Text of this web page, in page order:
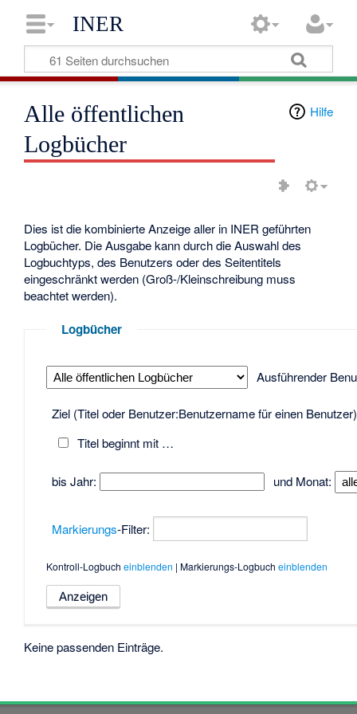
INER
Hilfe
Alle öffentlichen
Logbücher
Dies ist die kombinierte Anzeige aller in INER geführten
Logbücher. Die Ausgabe kann durch die Auswahl des
Logbuchtyps, des Benutzers oder des Seitentitels
eingeschränkt werden (Groß-/Kleinschreibung muss
beachtet werden).
Logbücher
Ausführender
Ziel (Titel oder Benutzer:Benutzername für einen
Titel beginnt mit …
bis Jahr: und Monat:
Markierungs-Filter:
Kontroll-Logbuch einblenden | Markierungs-Logbuch einblenden
Keine passenden Einträge.